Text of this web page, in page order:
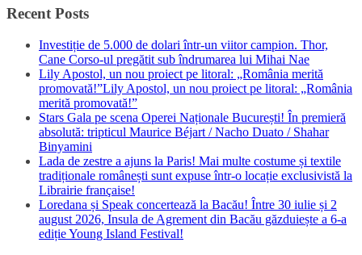
Recent Posts
Investiție de 5.000 de dolari într-un viitor campion. Thor,
Cane Corso-ul pregătit sub îndrumarea lui Mihai Nae
Lily Apostol, un nou proiect pe litoral: „România merită
promovată!”Lily Apostol, un nou proiect pe litoral: „România
merită promovată!”
Stars Gala pe scena Operei Naționale București! În premieră
absolută: tripticul Maurice Béjart / Nacho Duato / Shahar
Binyamini
Lada de zestre a ajuns la Paris! Mai multe costume și textile
tradiționale românești sunt expuse într-o locație exclusivistă la
Librairie française!
Loredana și Speak concertează la Bacău! Între 30 iulie și 2
august 2026, Insula de Agrement din Bacău găzduiește a 6-a
ediție Young Island Festival!